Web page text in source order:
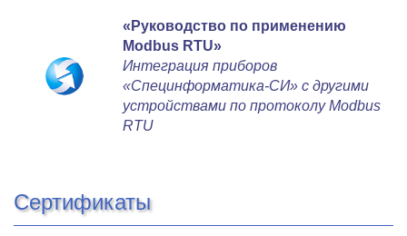
«Руководство по применению
Мodbus RTU»
Интеграция приборов
«Специнформатика-СИ» с другими
устройствами по протоколу Modbus
RTU
Сертификаты